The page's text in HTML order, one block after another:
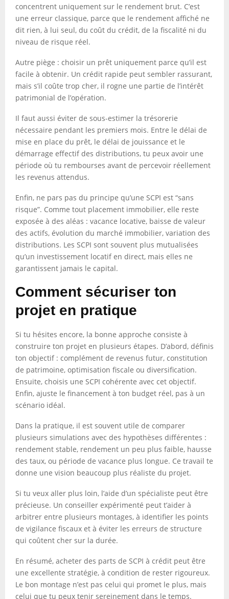
concentrent uniquement sur le rendement brut. C’est
une erreur classique, parce que le rendement affiché ne
dit rien, à lui seul, du coût du crédit, de la fiscalité ni du
niveau de risque réel.
Autre piège : choisir un prêt uniquement parce qu’il est
facile à obtenir. Un crédit rapide peut sembler rassurant,
mais s’il coûte trop cher, il rogne une partie de l’intérêt
patrimonial de l’opération.
Il faut aussi éviter de sous-estimer la trésorerie
nécessaire pendant les premiers mois. Entre le délai de
mise en place du prêt, le délai de jouissance et le
démarrage effectif des distributions, tu peux avoir une
période où tu rembourses avant de percevoir réellement
les revenus attendus.
Enfin, ne pars pas du principe qu’une SCPI est “sans
risque”. Comme tout placement immobilier, elle reste
exposée à des aléas : vacance locative, baisse de valeur
des actifs, évolution du marché immobilier, variation des
distributions. Les SCPI sont souvent plus mutualisées
qu’un investissement locatif en direct, mais elles ne
garantissent jamais le capital.
Comment sécuriser ton
projet en pratique
Si tu hésites encore, la bonne approche consiste à
construire ton projet en plusieurs étapes. D’abord, définis
ton objectif : complément de revenus futur, constitution
de patrimoine, optimisation fiscale ou diversification.
Ensuite, choisis une SCPI cohérente avec cet objectif.
Enfin, ajuste le financement à ton budget réel, pas à un
scénario idéal.
Dans la pratique, il est souvent utile de comparer
plusieurs simulations avec des hypothèses différentes :
rendement stable, rendement un peu plus faible, hausse
des taux, ou période de vacance plus longue. Ce travail te
donne une vision beaucoup plus réaliste du projet.
Si tu veux aller plus loin, l’aide d’un spécialiste peut être
précieuse. Un conseiller expérimenté peut t’aider à
arbitrer entre plusieurs montages, à identifier les points
de vigilance fiscaux et à éviter les erreurs de structure
qui coûtent cher sur la durée.
En résumé, acheter des parts de SCPI à crédit peut être
une excellente stratégie, à condition de rester rigoureux.
Le bon montage n’est pas celui qui promet le plus, mais
celui que tu peux tenir sereinement dans le temps.